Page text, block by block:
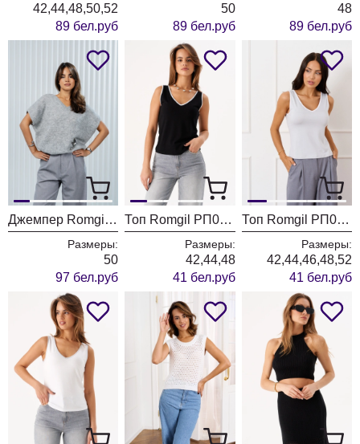
42,44,48,50,52
89 бел.руб
50
89 бел.руб
48
89 бел.руб
Джемпер Romgil РВ0374-АК2 светло-серый
Размеры:
50
97 бел.руб
Топ Romgil РП0058-ВИ4 черный, жемчужный серый
Размеры:
42,44,48
41 бел.руб
Топ Romgil РП0058-ВИ4 светло-серый, белый
Размеры:
42,44,46,48,52
41 бел.руб